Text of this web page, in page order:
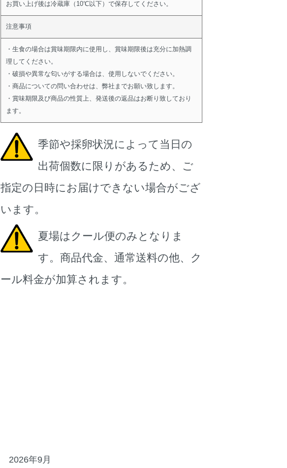
お買い上げ後は冷蔵庫（10℃以下）で保存してください。
注意事項
・生食の場合は賞味期限内に使用し、賞味期限後は充分に加熱調
理してください。
・破損や異常な匂いがする場合は、使用しないでください。
・商品についての問い合わせは、弊社までお願い致します。
・賞味期限及び商品の性質上、発送後の返品はお断り致しており
ます。
季節や採卵状況によって当日の
出荷個数に限りがあるため、ご
指定の日時にお届けできない場合がござ
います。
夏場はクール便のみとなりま
す。商品代金、通常送料の他、ク
ール料金が加算されます。
2026年9月